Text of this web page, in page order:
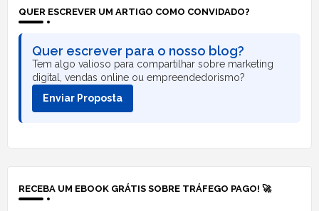
QUER ESCREVER UM ARTIGO COMO CONVIDADO?
Quer escrever para o nosso blog?
Tem algo valioso para compartilhar sobre marketing
digital, vendas online ou empreendedorismo?
Enviar Proposta
RECEBA UM EBOOK GRÁTIS SOBRE TRÁFEGO PAGO! 🚀